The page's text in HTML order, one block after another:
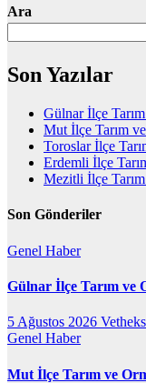
Ara
Son Yazılar
Gülnar İlçe
Mut İlçe Tarım
Toroslar İlçe
Erdemli İlçe
Mezitli İlçe
Son Gönderiler
Genel Haber
Gülnar İlçe Tarım ve
5 Ağustos 2026
Genel Haber
Mut İlçe Tarım ve